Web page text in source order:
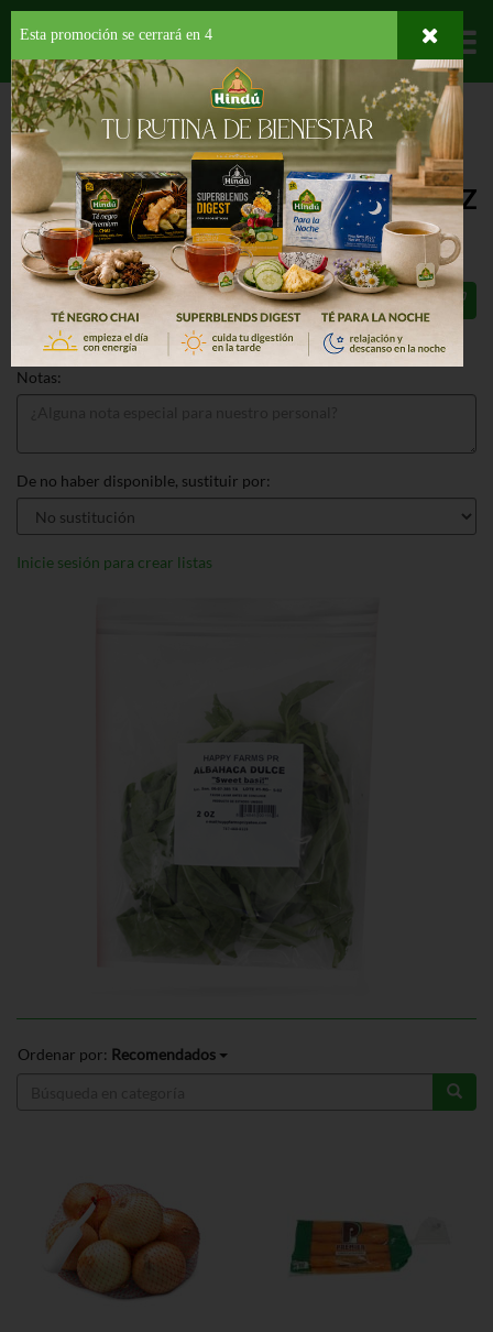
Departamentos
HOME FRUTAS Y VEGETALES HIERBAS FRESCAS
FARM ALBAHACA DULCE
HAPPY FARM ALBAHACA DULCE 2 OZ
$7.85
Total: $7.85
Notas:
De no haber disponible, sustituir por:
Inicie sesión para crear listas
Ordenar por: Recomendados
Esta promoción se cerrará en 4